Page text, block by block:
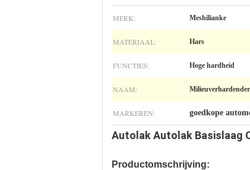
MERK: Meshilianke
MATERIAAL: Hars
FUNCTIES: Hoge hardheid
NAAM: Milieuverhardender
MARKEREN: goedkope
Autolak Autolak Basislaag
Productomschrijving: